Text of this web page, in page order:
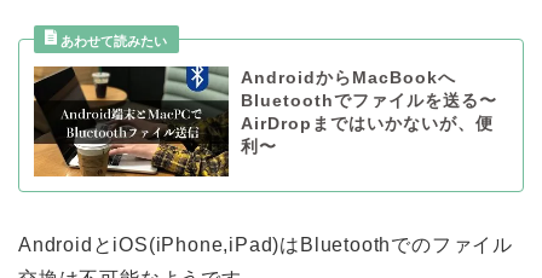
AndroidからMacBookへ
Bluetoothでファイルを送る〜
AirDropまではいかないが、便
利〜
AndroidとiOS(iPhone,iPad)はBluetoothでのファイル